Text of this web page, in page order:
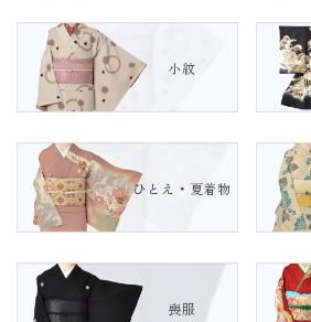
小紋
ひとえ・夏着物
喪服